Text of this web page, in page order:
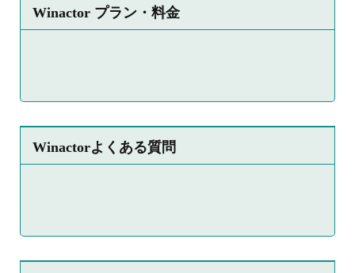
Winactor プラン・料金
Winactorよくある質問